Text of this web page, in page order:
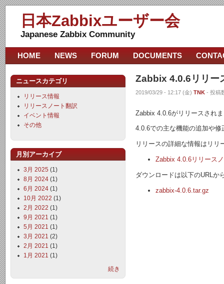
日本Zabbixユーザー会
Japanese Zabbix Community
Zabbix 4.0.6リリー
2019/03/29 - 12:17 (金) TNK - 投稿
Zabbix 4.0.6がリリースされ
4.0.6での主な機能の追加や
リリースの詳細な情報はリ
Zabbix 4.0.6リリース
ダウンロードは以下のURLか
zabbix-4.0.6.tar.gz
HOME NEWS FORUM DOCUMENTS
ニュースカテゴリ
リリース情報
リリースノート翻訳
イベント情報
その他
月別アーカイブ
3月 2025 (1)
8月 2024 (1)
6月 2024 (1)
10月 2022 (1)
2月 2022 (1)
9月 2021 (1)
5月 2021 (1)
3月 2021 (2)
2月 2021 (1)
1月 2021 (1)
続き